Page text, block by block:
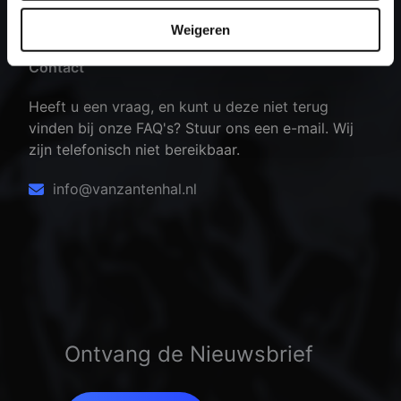
Weigeren
Contact
Heeft u een vraag, en kunt u deze niet terug
vinden bij onze FAQ's? Stuur ons een e-mail. Wij
zijn telefonisch niet bereikbaar.
info@vanzantenhal.nl
Ontvang de Nieuwsbrief